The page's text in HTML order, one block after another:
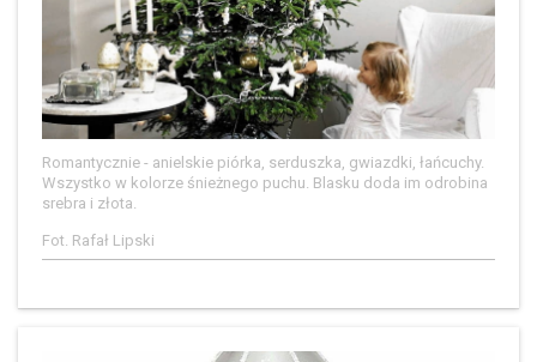
Romantycznie - anielskie piórka, serduszka, gwiazdki, łańcuchy.
Wszystko w kolorze śnieżnego puchu. Blasku doda im odrobina
srebra i złota.
Fot. Rafał Lipski